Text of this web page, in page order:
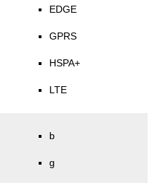
EDGE
GPRS
HSPA+
LTE
b
g